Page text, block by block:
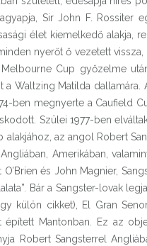
Sir John F. Rossiter
élet kiemelkedő
nyerőt ő vezetett
Cup győzelme
a Waltzing Matilda
ben megnyerte a Caufield
Szülei 1977-ben
az angol Robert
Amerikában,
és John Magnier,
Bár a Sangster-lovak
külön cikket), El Gran
épített Mantonban. Ez az
Robert Sangsterrel